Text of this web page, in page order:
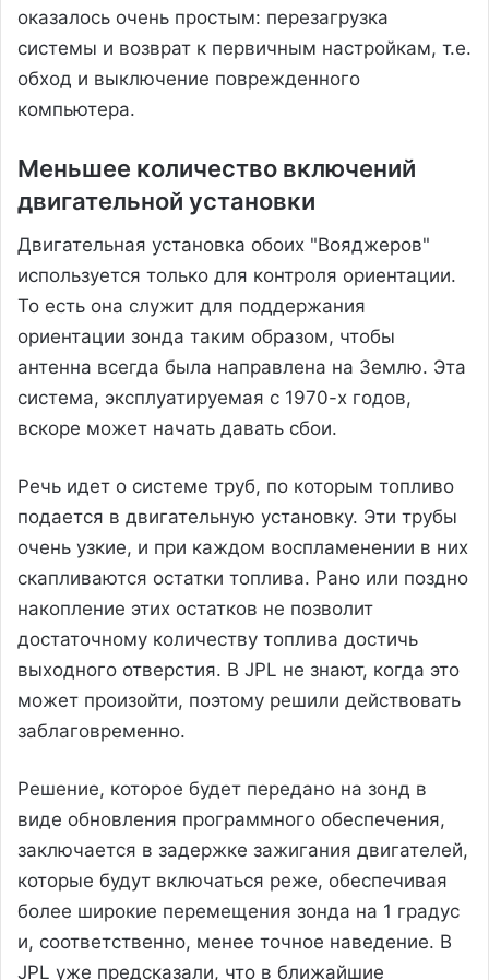
оказалось очень простым: перезагрузка
системы и возврат к первичным настройкам, т.е.
обход и выключение поврежденного
компьютера.
Меньшее количество включений
двигательной установки
Двигательная установка обоих "Вояджеров"
используется только для контроля ориентации.
То есть она служит для поддержания
ориентации зонда таким образом, чтобы
антенна всегда была направлена на Землю. Эта
система, эксплуатируемая с 1970-х годов,
вскоре может начать давать сбои.
Речь идет о системе труб, по которым топливо
подается в двигательную установку. Эти трубы
очень узкие, и при каждом воспламенении в них
скапливаются остатки топлива. Рано или поздно
накопление этих остатков не позволит
достаточному количеству топлива достичь
выходного отверстия. В JPL не знают, когда это
может произойти, поэтому решили действовать
заблаговременно.
Решение, которое будет передано на зонд в
виде обновления программного обеспечения,
заключается в задержке зажигания двигателей,
которые будут включаться реже, обеспечивая
более широкие перемещения зонда на 1 градус
и, соответственно, менее точное наведение. В
JPL уже предсказали, что в ближайшие